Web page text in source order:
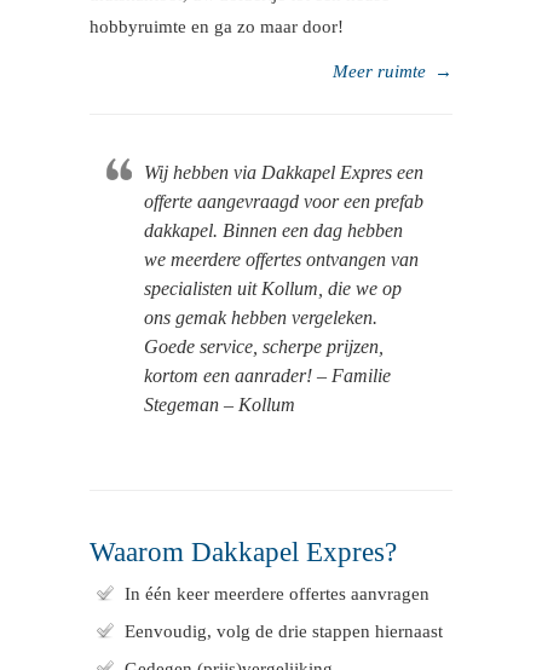
hobbyruimte en ga zo maar door!
Meer ruimte →
Wij hebben via Dakkapel Expres een
offerte aangevraagd voor een prefab
dakkapel. Binnen een dag hebben
we meerdere offertes ontvangen van
specialisten uit Kollum, die we op
ons gemak hebben vergeleken.
Goede service, scherpe prijzen,
kortom een aanrader! – Familie
Stegeman – Kollum
Waarom Dakkapel Expres?
In één keer meerdere offertes aanvragen
Eenvoudig, volg de drie stappen hiernaast